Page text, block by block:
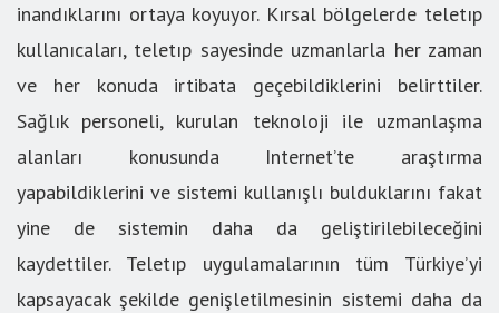
inandıklarını ortaya koyuyor. Kırsal bölgelerde teletıp
kullanıcaları, teletıp sayesinde uzmanlarla her zaman
ve her konuda irtibata geçebildiklerini belirttiler.
Sağlık personeli, kurulan teknoloji ile uzmanlaşma
alanları konusunda Internet’te araştırma
yapabildiklerini ve sistemi kullanışlı bulduklarını fakat
yine de sistemin daha da geliştirilebileceğini
kaydettiler. Teletıp uygulamalarının tüm Türkiye’yi
kapsayacak şekilde genişletilmesinin sistemi daha da